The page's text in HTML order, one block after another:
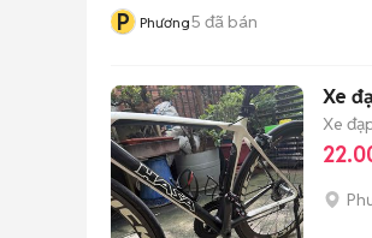
P Phương5 đã bán
Xe
Xe